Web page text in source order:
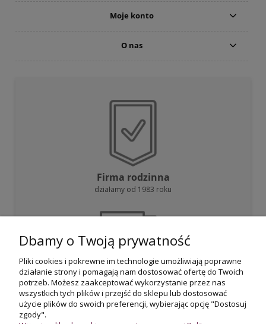
Moje konto
O nas
Firma rodzinna
działamy od 1983 roku
Darmowa dostawa
przy zakupie powyżej 800 zł
Dbamy o Twoją prywatność
Pliki cookies i pokrewne im technologie umożliwiają poprawne
działanie strony i pomagają nam dostosować ofertę do Twoich
potrzeb. Możesz zaakceptować wykorzystanie przez nas
wszystkich tych plików i przejść do sklepu lub dostosować
użycie plików do swoich preferencji, wybierając opcję "Dostosuj
zgody".